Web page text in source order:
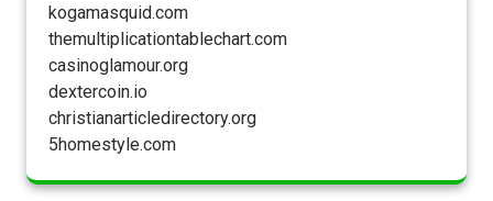
kogamasquid.com
themultiplicationtablechart.com
casinoglamour.org
dextercoin.io
christianarticledirectory.org
5homestyle.com